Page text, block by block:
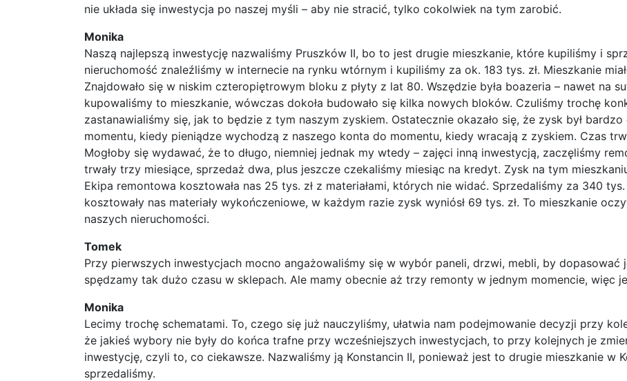
nie układa się inwestycja po naszej myśli – aby nie stracić, tylko cokolwiek na tym zarobić.
Monika
Naszą najlepszą inwestycję nazwaliśmy Pruszków II, bo to jest drugie mieszkanie, które kupiliśmy i
nieruchomość znaleźliśmy w internecie na rynku wtórnym i kupiliśmy za ok. 183 tys. zł. Mieszkanie
Znajdowało się w niskim czteropiętrowym bloku z płyty z lat 80. Wszędzie była boazeria – nawet na
kupowaliśmy to mieszkanie, wówczas dokoła budowało się kilka nowych bloków. Czuliśmy trochę
zastanawialiśmy się, jak to będzie z tym naszym zyskiem. Ostatecznie okazało się, że zysk był
momentu, kiedy pieniądze wychodzą z naszego konta do momentu, kiedy wracają z zyskiem. Czas
Mogłoby się wydawać, że to długo, niemniej jednak my wtedy – zajęci inną inwestycją, zaczęliśmy
trwały trzy miesiące, sprzedaż dwa, plus jeszcze czekaliśmy miesiąc na kredyt. Zysk na tym
Ekipa remontowa kosztowała nas 25 tys. zł z materiałami, których nie widać. Sprzedaliśmy za 340 tys.
kosztowały nas materiały wykończeniowe, w każdym razie zysk wyniósł 69 tys. zł. To mieszkanie
naszych nieruchomości.
Tomek
Przy pierwszych inwestycjach mocno angażowaliśmy się w wybór paneli, drzwi, mebli, by dopasować
spędzamy tak dużo czasu w sklepach. Ale mamy obecnie aż trzy remonty w jednym momencie, więc
Monika
Lecimy trochę schematami. To, czego się już nauczyliśmy, ułatwia nam podejmowanie decyzji przy
że jakieś wybory nie były do końca trafne przy wcześniejszych inwestycjach, to przy kolejnych je
inwestycję, czyli to, co ciekawsze. Nazwaliśmy ją Konstancin II, ponieważ jest to drugie mieszkanie w
sprzedaliśmy.